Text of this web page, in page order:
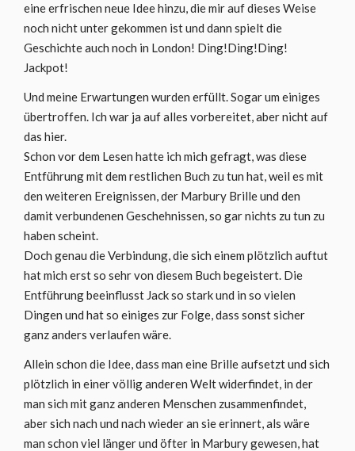
eine erfrischen neue Idee hinzu, die mir auf dieses Weise
noch nicht unter gekommen ist und dann spielt die
Geschichte auch noch in London! Ding!Ding!Ding!
Jackpot!
Und meine Erwartungen wurden erfüllt. Sogar um einiges
übertroffen. Ich war ja auf alles vorbereitet, aber nicht auf
das hier.
Schon vor dem Lesen hatte ich mich gefragt, was diese
Entführung mit dem restlichen Buch zu tun hat, weil es mit
den weiteren Ereignissen, der Marbury Brille und den
damit verbundenen Geschehnissen, so gar nichts zu tun zu
haben scheint.
Doch genau die Verbindung, die sich einem plötzlich auftut
hat mich erst so sehr von diesem Buch begeistert. Die
Entführung beeinflusst Jack so stark und in so vielen
Dingen und hat so einiges zur Folge, dass sonst sicher
ganz anders verlaufen wäre.
Allein schon die Idee, dass man eine Brille aufsetzt und sich
plötzlich in einer völlig anderen Welt widerfindet, in der
man sich mit ganz anderen Menschen zusammenfindet,
aber sich nach und nach wieder an sie erinnert, als wäre
man schon viel länger und öfter in Marbury gewesen, hat